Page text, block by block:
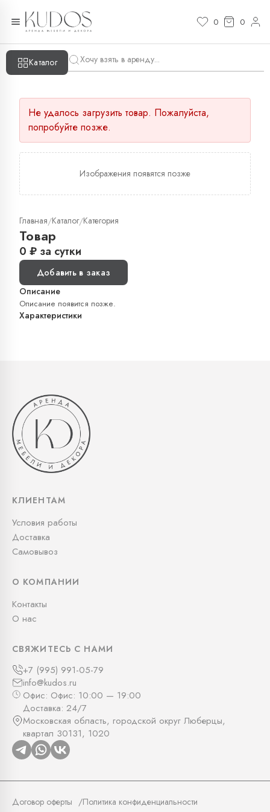
0 0
Каталог
Не удалось загрузить товар. Пожалуйста,
попробуйте позже.
Изображения появятся позже
Главная/Каталог/Категория
Товар
0 ₽ за сутки
Добавить в заказ
Описание
Описание появится позже.
Характеристики
КЛИЕНТАМ
Условия работы
Доставка
Самовывоз
О КОМПАНИИ
Контакты
О нас
СВЯЖИТЕСЬ С НАМИ
+7 (995) 991-05-79
info@kudos.ru
Офис: Офис: 10:00 — 19:00
Доставка: 24/7
Московская область, городской округ Люберцы,
квартал 30131, 1020
Договор оферты Политика конфиденциальности